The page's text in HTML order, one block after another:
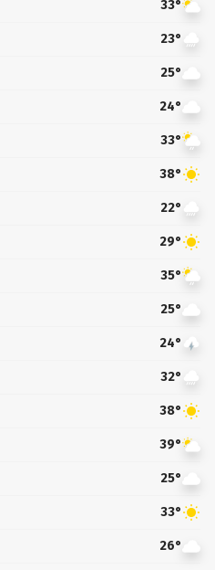
33°
23°
25°
24°
33°
38°
22°
29°
35°
25°
24°
32°
38°
39°
25°
33°
26°